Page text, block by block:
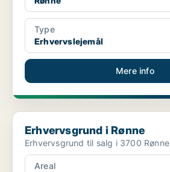
Type
Erhvervslejemål
Mere info
Erhvervsgrund i Rønne
Erhvervsgrund i Rønne
Erhvervsgrund til salg i 3700 Rønne
Areal